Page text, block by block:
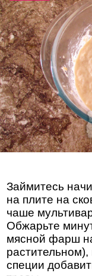
Займитесь
на плите на
чаше
Обжарьте
мясной фарш
специи